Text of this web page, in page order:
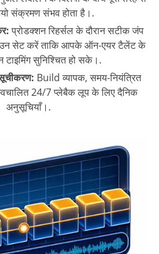
संक्रमण संभव होता है।.
प्रोडक्शन रिहर्सल के दौरान सटीक जंप
सेट करें ताकि आपके ऑन-एयर टैलेंट के
टाइमिंग सुनिश्चित हो सके।.
Build व्यापक, समय-नियंत्रित
24/7 प्लेबैक लूप के लिए दैनिक
अनुसूचियाँ।.